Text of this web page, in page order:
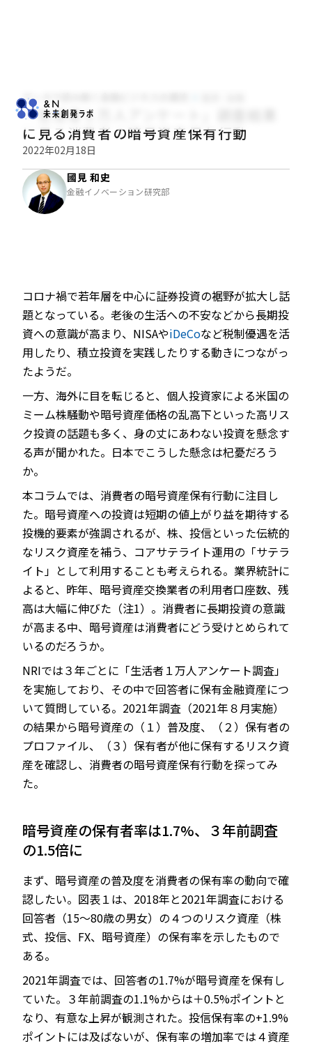
データで読み解く金融ビジネスの潮流
「生活者１万人アンケート」調査結果
に見る消費者の暗号資産保有行動
2022年02月18日
國見 和史
金融イノベーション研究部
コロナ禍で若年層を中心に証券投資の裾野が拡大し話
題となっている。老後の生活への不安などから長期投
資への意識が高まり、NISAやiDeCoなど税制優遇を活
用したり、積立投資を実践したりする動きにつながっ
たようだ。
一方、海外に目を転じると、個人投資家による米国の
ミーム株騒動や暗号資産価格の乱高下といった高リス
ク投資の話題も多く、身の丈にあわない投資を懸念す
る声が聞かれた。日本でこうした懸念は杞憂だろう
か。
本コラムでは、消費者の暗号資産保有行動に注目し
た。暗号資産への投資は短期の値上がり益を期待する
投機的要素が強調されるが、株、投信といった伝統的
なリスク資産を補う、コアサテライト運用の「サテラ
イト」として利用することも考えられる。業界統計に
よると、昨年、暗号資産交換業者の利用者口座数、残
高は大幅に伸びた（注1）。消費者に長期投資の意識
が高まる中、暗号資産は消費者にどう受けとめられて
いるのだろうか。
NRIでは３年ごとに「生活者１万人アンケート調査」
を実施しており、その中で回答者に保有金融資産につ
いて質問している。2021年調査（2021年８月実施）
の結果から暗号資産の（１）普及度、（２）保有者の
プロファイル、（３）保有者が他に保有するリスク資
産を確認し、消費者の暗号資産保有行動を探ってみ
た。
暗号資産の保有者率は1.7%、３年前調査
の1.5倍に
まず、暗号資産の普及度を消費者の保有率の動向で確
認したい。図表１は、2018年と2021年調査における
回答者（15～80歳の男女）の４つのリスク資産（株
式、投信、FX、暗号資産）の保有率を示したもので
ある。
2021年調査では、回答者の1.7%が暗号資産を保有し
ていた。３年前調査の1.1%からは＋0.5%ポイントと
なり、有意な上昇が観測された。投信保有率の+1.9%
ポイントには及ばないが、保有率の増加率では４資産